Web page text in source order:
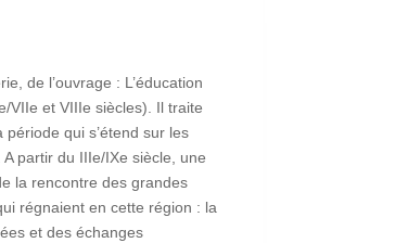
de l’ouvrage : L’éducation
VIIe et VIIIe siècles). Il traite
période qui s’étend sur les
partir du IIIe/IXe siècle, une
la rencontre des grandes
régnaient en cette région : la
et des échanges